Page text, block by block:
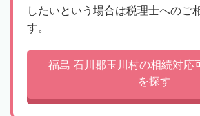
したいという場合は税理士へのご
す。
福島 石川郡玉川村の相続対応
を探す